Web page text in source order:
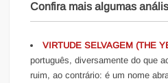
Confira mais algumas
VIRTUDE SELVAGEM (THE
português, diversamente do que
ruim, ao contrário: é um nome